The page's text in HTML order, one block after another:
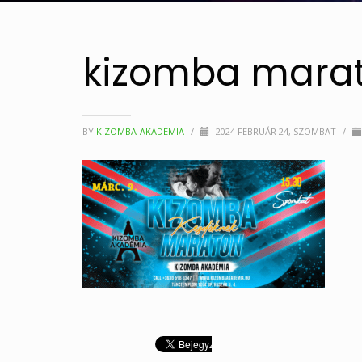
kizomba
BY KIZOMBA-AKADEMIA / 2024 FEBRUÁR 24, SZOMBAT /